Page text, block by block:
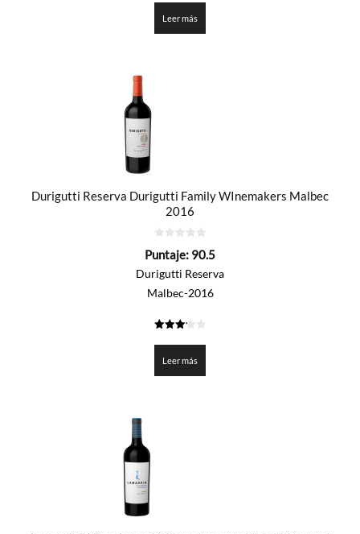
de 5
Leer más
Durigutti Reserva Durigutti Family WInemakers Malbec
2016
de
Puntaje: 90.5
Durigutti Reserva
Malbec-2016
de 5
Leer más